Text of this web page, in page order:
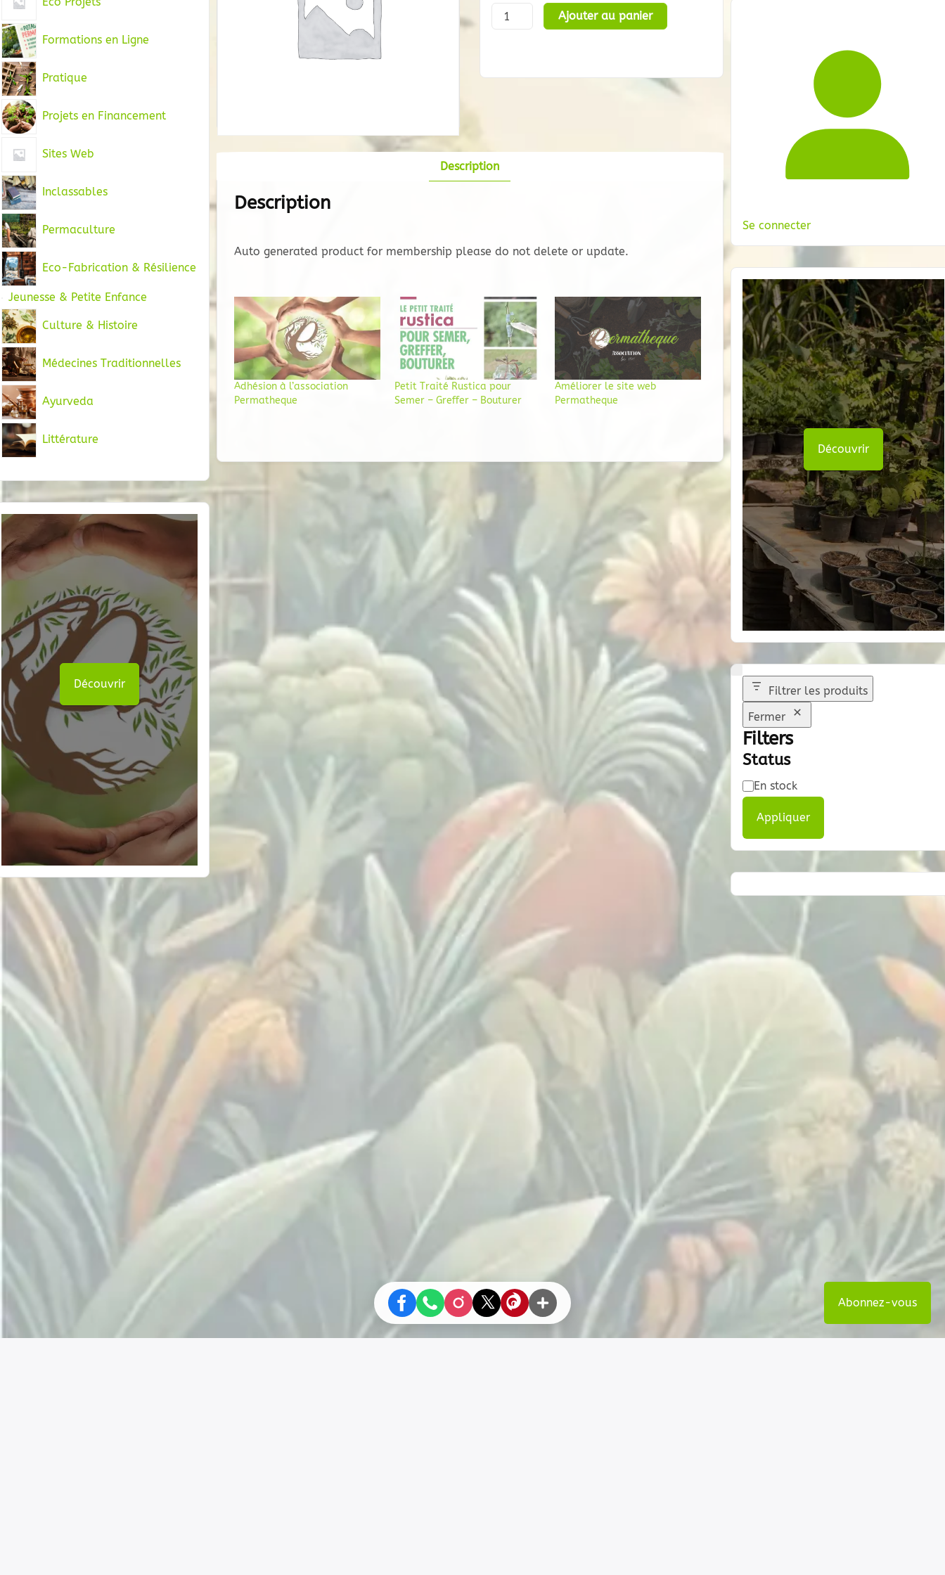
Formations en Ligne
Pratique
Projets en Financement
Sites Web
Inclassables
Permaculture
Eco-Fabrication & Résilience
Jeunesse & Petite Enfance
Culture & Histoire
Médecines Traditionnelles
Ayurveda
Littérature
Découvrir
quantité
Ajouter au panier
Description
Description
Auto generated product for membership please do not delete or update.
Adhésion à l’association
Permatheque
Petit Traité Rustica pour
Semer – Greffer – Bouturer
Améliorer le site web
Permatheque
Se connecter
Découvrir
Filtrer les produits
Fermer
Filters
Status
Disponibilité
En stock
Appliquer
Abonnez-vous